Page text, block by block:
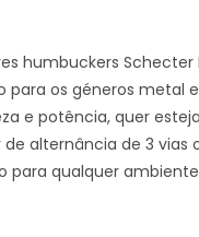
humbuckers
os géneros metal
e potência, quer
alternância de 3
para qualquer